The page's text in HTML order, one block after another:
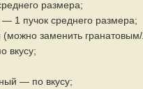
размера;
1 пучок среднего размера;
(можно заменить
вкусу;
— по вкусу;